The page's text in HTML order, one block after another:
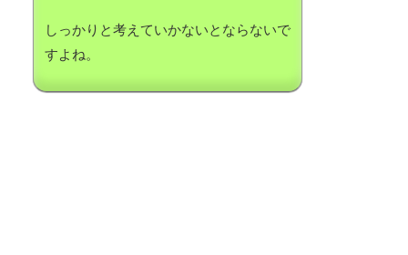
しっかりと考えていかないとならないで
すよね。